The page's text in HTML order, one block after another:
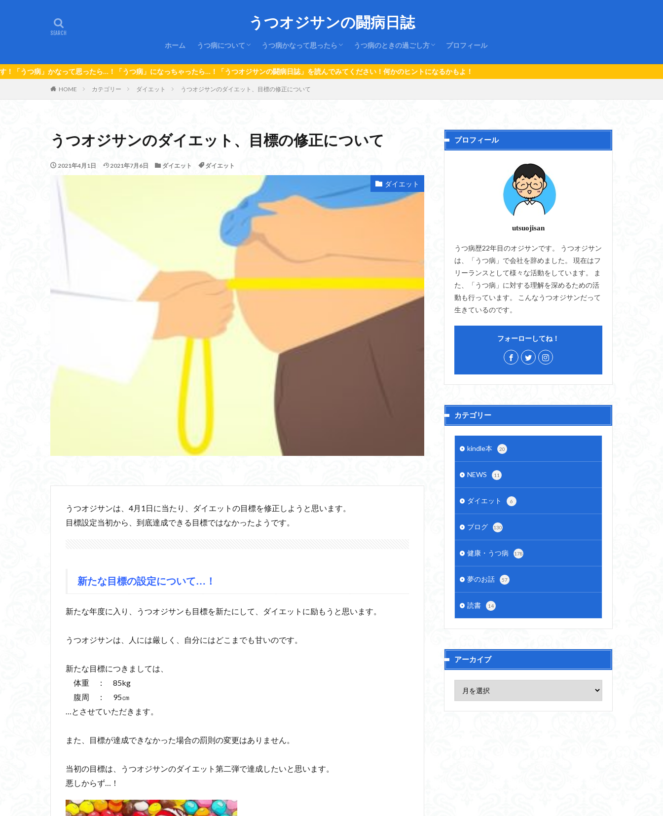
うつオジサンの闘病日誌
ホーム うつ病について
１．はじめに
２．うつ病の仕組み
３．うつ病の治療
うつ病かなって思ったら
1.うつ病の初期症状とサイン
２.はじめにすること。
３.家族や周囲の人のすること。
４.仕事や学校のこと
５.なっちゃったんだから…！
うつ病のときの過ごし方
１．日常の過ごし方
２．思考を変える
３．再発させない
プロフィール
ら…！「うつ病」になっちゃったら…！「うつオジサンの闘病日誌」を読んでみてください！何かのヒントになるかもよ！
HOME カテゴリー ダイエット うつオジサンのダイエット、目標の修正について
うつオジサンのダイエット、目標の修正について
2021年4月1日 2021年7月6日 ダイエット ダイエット
ダイエット
うつオジサンは、4月1日に当たり、ダイエットの目標を修正しようと思います。
目標設定当初から、到底達成できる目標ではなかったようです。
新たな目標の設定について…！
新たな年度に入り、うつオジサンも目標を新たにして、ダイエットに励もうと思います。
うつオジサンは、人には厳しく、自分にはどこまでも甘いのです。
新たな目標につきましては、
体重 ： 85kg
腹周 ： 95㎝
…とさせていただきます。
また、目標が達成できなかった場合の罰則の変更はありません。
当初の目標は、うつオジサンのダイエット第二弾で達成したいと思います。
悪しからず…！
プロフィール
utsuojisan
うつ病歴22年目のオジサンです。 うつオジサン
は、「うつ病」で会社を辞めました。 現在はフ
リーランスとして様々な活動をしています。 ま
た、「うつ病」に対する理解を深めるための活
動も行っています。 こんなうつオジサンだって
生きているのです。
フォーローしてね！
カテゴリー
kindle本 20
NEWS 11
ダイエット 6
ブログ 130
健康・うつ病 178
夢のお話 57
読書 14
アーカイブ